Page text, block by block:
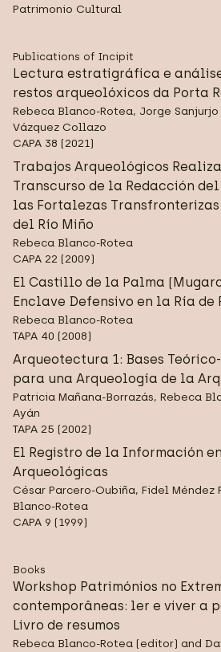
Patrimonio Cultural
Publications of Incipit
Lectura estratigráfica e
restos arqueolóxicos da Porta
Rebeca Blanco-Rotea, Jorge
Vázquez Collazo
CAPA 38 (2021)
Trabajos Arqueológicos
Transcurso de la Redacción
las Fortalezas
del Río Miño
Rebeca Blanco-Rotea
CAPA 22 (2009)
El Castillo de la Palma
Enclave Defensivo en la Ría de
Rebeca Blanco-Rotea
TAPA 40 (2008)
Arqueotectura 1: Bases
para una Arqueología de la
Patricia Mañana-Borrazás, Rebeca
Ayán
TAPA 25 (2002)
El Registro de la Información
Arqueológicas
César Parcero-Oubiña, Fidel Méndez
Blanco-Rotea
CAPA 9 (1999)
Books
Workshop Patrimónios no
contemporâneas: ler e viver a
Livro de resumos
Rebeca Blanco-Rotea (editor) and